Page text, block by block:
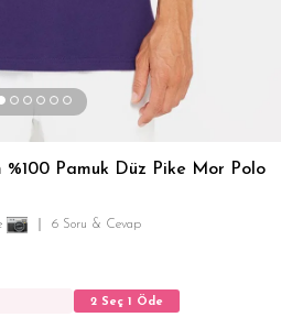
Pamuk Düz Pike Mor Polo
6 Soru & Cevap
2 Seç 1 Öde